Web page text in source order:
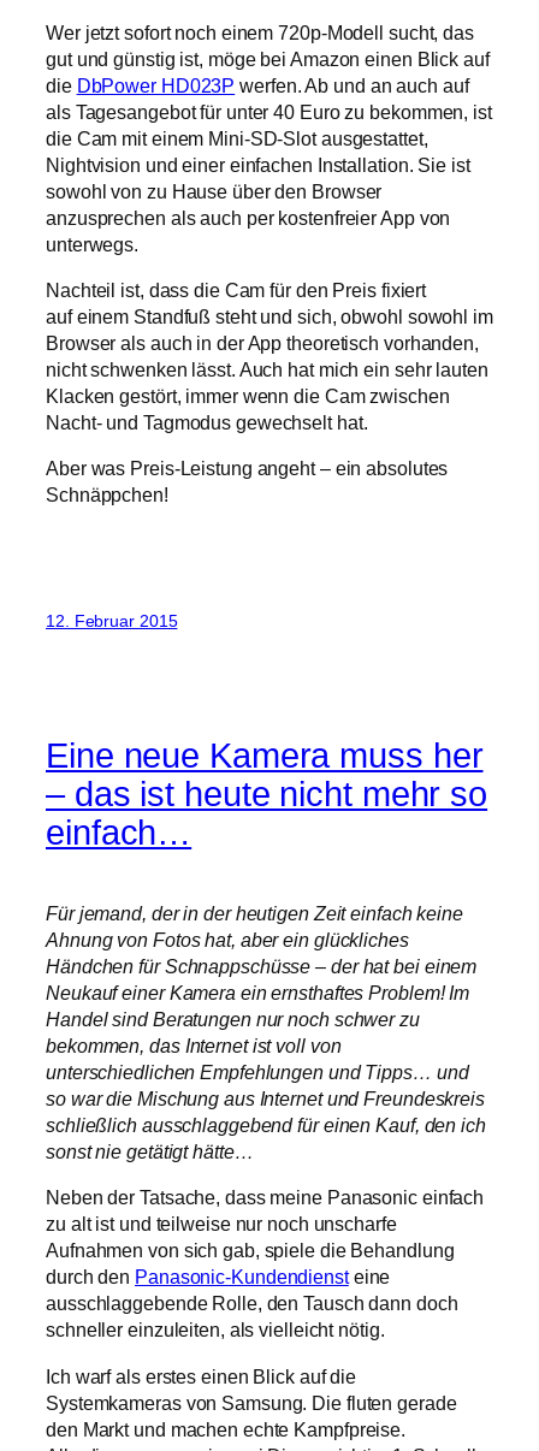
Wer jetzt sofort noch einem 720p-Modell sucht, das
gut und günstig ist, möge bei Amazon einen Blick auf
die DbPower HD023P werfen. Ab und an auch auf
als Tagesangebot für unter 40 Euro zu bekommen, ist
die Cam mit einem Mini-SD-Slot ausgestattet,
Nightvision und einer einfachen Installation. Sie ist
sowohl von zu Hause über den Browser
anzusprechen als auch per kostenfreier App von
unterwegs.
Nachteil ist, dass die Cam für den Preis fixiert
auf einem Standfuß steht und sich, obwohl sowohl im
Browser als auch in der App theoretisch vorhanden,
nicht schwenken lässt. Auch hat mich ein sehr lauten
Klacken gestört, immer wenn die Cam zwischen
Nacht- und Tagmodus gewechselt hat.
Aber was Preis-Leistung angeht – ein absolutes
Schnäppchen!
12. Februar 2015
Eine neue Kamera muss her
– das ist heute nicht mehr so
einfach…
Für jemand, der in der heutigen Zeit einfach keine
Ahnung von Fotos hat, aber ein glückliches
Händchen für Schnappschüsse – der hat bei einem
Neukauf einer Kamera ein ernsthaftes Problem! Im
Handel sind Beratungen nur noch schwer zu
bekommen, das Internet ist voll von
unterschiedlichen Empfehlungen und Tipps… und
so war die Mischung aus Internet und Freundeskreis
schließlich ausschlaggebend für einen Kauf, den ich
sonst nie getätigt hätte…
Neben der Tatsache, dass meine Panasonic einfach
zu alt ist und teilweise nur noch unscharfe
Aufnahmen von sich gab, spiele die Behandlung
durch den Panasonic-Kundendiensteine
ausschlaggebende Rolle, den Tausch dann doch
schneller einzuleiten, als vielleicht nötig.
Ich warf als erstes einen Blick auf die
Systemkameras von Samsung. Die fluten gerade
den Markt und machen echte Kampfpreise.